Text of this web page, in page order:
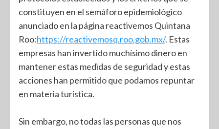
constituyen en el semáforo epidemiológico
anunciado en la página reactivemos Quintana
Roo:https://reactivemosq.roo.gob.mx/. Estas
empresas han invertido muchísimo dinero en
mantener estas medidas de seguridad y estas
acciones han permitido que podamos repuntar
en materia turística.
Sin embargo, no todas las personas que nos